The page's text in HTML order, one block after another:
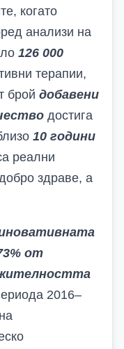
когато
анализи на
126 000
терапии,
брой добавени
достига
10 години
реални
здраве, а
от
2016–